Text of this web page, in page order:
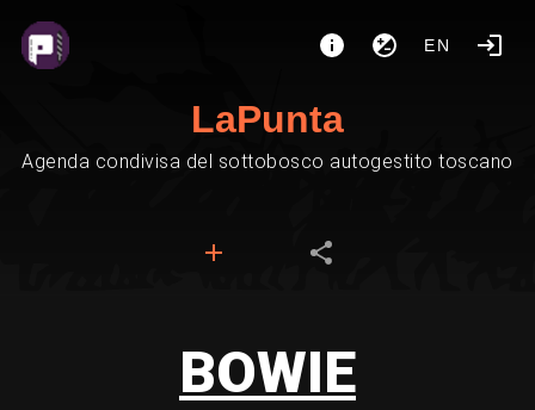
EN
LaPunta
Agenda condivisa del sottobosco autogestito toscano
BOWIE